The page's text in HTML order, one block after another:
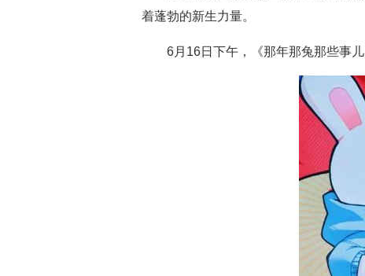
着蓬勃的新生力量。
6月16日下午，《那年那兔那些事